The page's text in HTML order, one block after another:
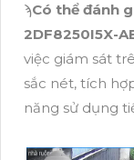
ϡCó thể đánh
2DF8250I5X-
việc giám sát
sắc nét, tích
năng sử dụng